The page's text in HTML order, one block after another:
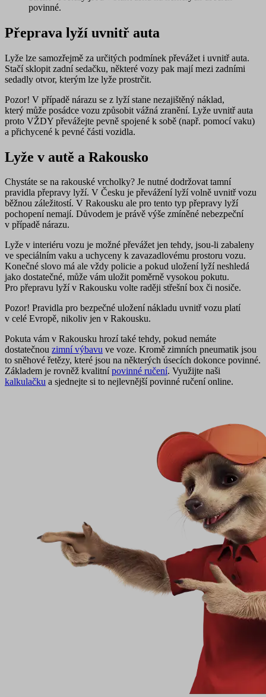
povinné.
Přeprava lyží uvnitř auta
Lyže lze samozřejmě za určitých podmínek převážet i uvnitř auta.
Stačí sklopit zadní sedačku, některé vozy pak mají mezi zadními
sedadly otvor, kterým lze lyže prostrčit.
Pozor! V případě nárazu se z lyží stane nezajištěný náklad,
který může posádce vozu způsobit vážná zranění. Lyže uvnitř auta
proto VŽDY převážejte pevně spojené k sobě (např. pomocí vaku)
a přichycené k pevné části vozidla.
Lyže v autě a Rakousko
Chystáte se na rakouské vrcholky? Je nutné dodržovat tamní
pravidla přepravy lyží. V Česku je převážení lyží volně uvnitř vozu
běžnou záležitostí. V Rakousku ale pro tento typ přepravy lyží
pochopení nemají. Důvodem je právě výše zmíněné nebezpeční
v případě nárazu.
Lyže v interiéru vozu je možné převážet jen tehdy, jsou-li zabaleny
ve speciálním vaku a uchyceny k zavazadlovému prostoru vozu.
Konečné slovo má ale vždy policie a pokud uložení lyží neshledá
jako dostatečné, může vám uložit poměrně vysokou pokutu.
Pro přepravu lyží v Rakousku volte raději střešní box či nosiče.
Pozor! Pravidla pro bezpečné uložení nákladu uvnitř vozu platí
v celé Evropě, nikoliv jen v Rakousku.
Pokuta vám v Rakousku hrozí také tehdy, pokud nemáte
dostatečnou zimní výbavu ve voze. Kromě zimních pneumatik jsou
to sněhové řetězy, které jsou na některých úsecích dokonce povinné.
Základem je rovněž kvalitní povinné ručení. Využijte naši
kalkulačku a sjednejte si to nejlevnější povinné ručení online.